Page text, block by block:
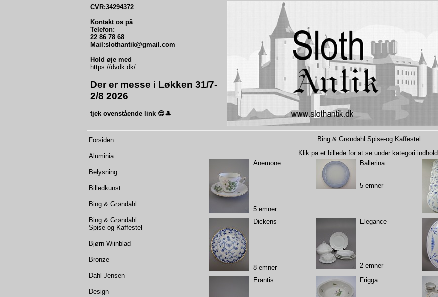
CVR:34294372
Kontakt os på
Telefon:
22 86 78 68
Mail:slothantik@gmail.com
Hold øje med
https://dvdk.dk/
Der er messe i Løkken 31/7-
2/8 2026
tjek ovenstående link 😎🎩
Forsiden
Aluminia
Belysning
Billedkunst
Bing & Grøndahl
Bing & Grøndahl
Spise-og Kaffestel
Bjørn Wiinblad
Bronze
Dahl Jensen
Design
Bing & Grøndahl Spise-og Kaffestel
Klik på et billede for at se under kategori indhold.
Anemone
5 emner
Ballerina
5 emner
Dickens
8 emner
Elegance
2 emner
Erantis
Frigga